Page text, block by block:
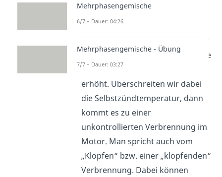
Allerdings können wir das
Verdichtungsverhältnis nicht
beliebig steigern, weil sich mit der
wachsenden Verdichtung auch die
Verdichtungstemperatur T
erhöht. Überschreiten wir dabei
die Selbstzündtemperatur, dann
kommt es zu einer
unkontrollierten Verbrennung im
Motor. Man spricht auch vom
„Klopfen“ bzw. einer „klopfenden“
Verbrennung. Dabei können
Mehrphasengemische
6/7 – Dauer: 04:26
Mehrphasengemische - Übung
7/7 – Dauer: 03:27